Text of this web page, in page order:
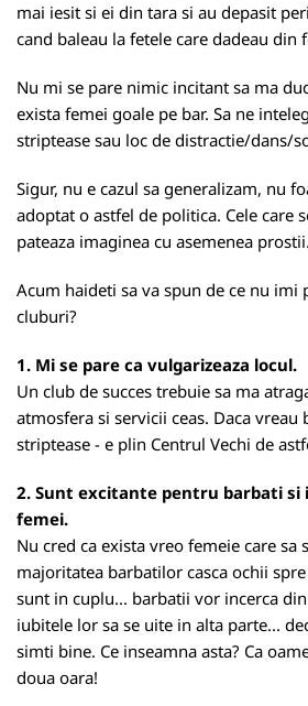
mai iesit si ei din tara si au depasit
cand baleau la fetele care dadeau din
Nu mi se pare nimic incitant sa ma
exista femei goale pe bar. Sa ne
striptease sau loc de distractie/dans/
Sigur, nu e cazul sa generalizam, nu
adoptat o astfel de politica. Cele care
pateaza imaginea cu asemenea prostii.
Acum haideti sa va spun de ce nu imi
cluburi?
1. Mi se pare ca vulgarizeaza locul.
Un club de succes trebuie sa ma
atmosfera si servicii ceas. Daca vreau
striptease - e plin Centrul Vechi de
2. Sunt excitante pentru barbati
femei.
Nu cred ca exista vreo femeie care sa
majoritatea barbatilor casca ochii
sunt in cuplu... barbatii vor incerca
iubitele lor sa se uite in alta parte...
simti bine. Ce inseamna asta? Ca
doua oara!